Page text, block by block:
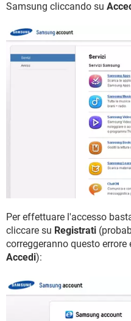
Samsung cliccando su
Per effettuare l'accesso
cliccare su Registrati
correggeranno questo
Accedi):